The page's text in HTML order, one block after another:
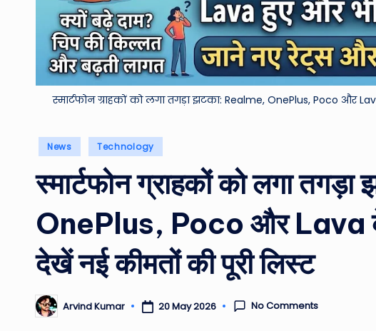
स्मार्टफोन ग्राहकों को लगा तगड़ा झटका: Realme, OnePlus, Poco और
Posted
News Technology
स्मार्टफोन ग्राहकों को लगा
OnePlus, Poco और Lava
देखें नई कीमतों की पूरी लिस्ट
Posted
by
Arvind Kumar 20 May 2026 No Comments